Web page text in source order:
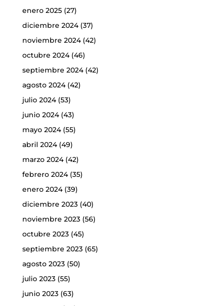
enero 2025(27)
diciembre 2024(37)
noviembre 2024(42)
octubre 2024(46)
septiembre 2024(42)
agosto 2024(42)
julio 2024(53)
junio 2024(43)
mayo 2024(55)
abril 2024(49)
marzo 2024(42)
febrero 2024(35)
enero 2024(39)
diciembre 2023(40)
noviembre 2023(56)
octubre 2023(45)
septiembre 2023(65)
agosto 2023(50)
julio 2023(55)
junio 2023(63)